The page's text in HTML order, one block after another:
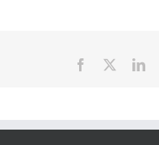
Facebook